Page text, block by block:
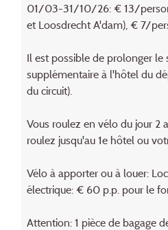
01/03-31/10/26: € 13/
et Loosdrecht A'dam), € 7/
Il est possible de prolonger le
supplémentaire à l'hôtel du
du circuit).
Vous roulez en vélo du jour 2
roulez jusqu'au 1e hôtel ou
Vélo à apporter ou à louer:
électrique: € 60 p.p. pour le
Attention: 1 pièce de bagage